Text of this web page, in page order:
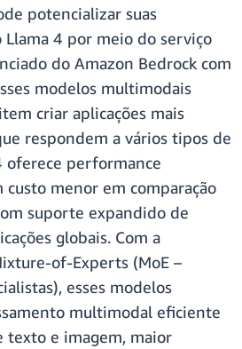
potencializar suas
Llama 4 por meio do serviço
do Amazon Bedrock com
modelos multimodais
criar aplicações mais
respondem a vários tipos de
oferece performance
custo menor em comparação
suporte expandido de
globais. Com a
of-Experts (MoE –
esses modelos
multimodal eficiente
texto e imagem, maior